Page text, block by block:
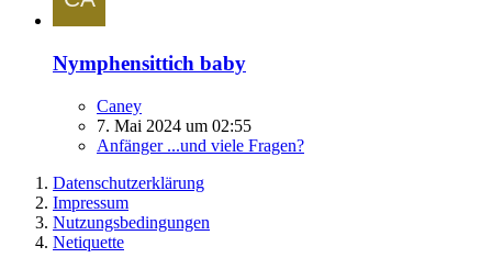
Nymphensittich baby
Caney
7. Mai 2024 um 02:55
Anfänger ...und viele Fragen?
Datenschutzerklärung
Impressum
Nutzungsbedingungen
Netiquette